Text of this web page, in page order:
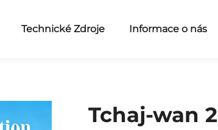
Technické Zdroje Informace o nás
Tchaj-wan